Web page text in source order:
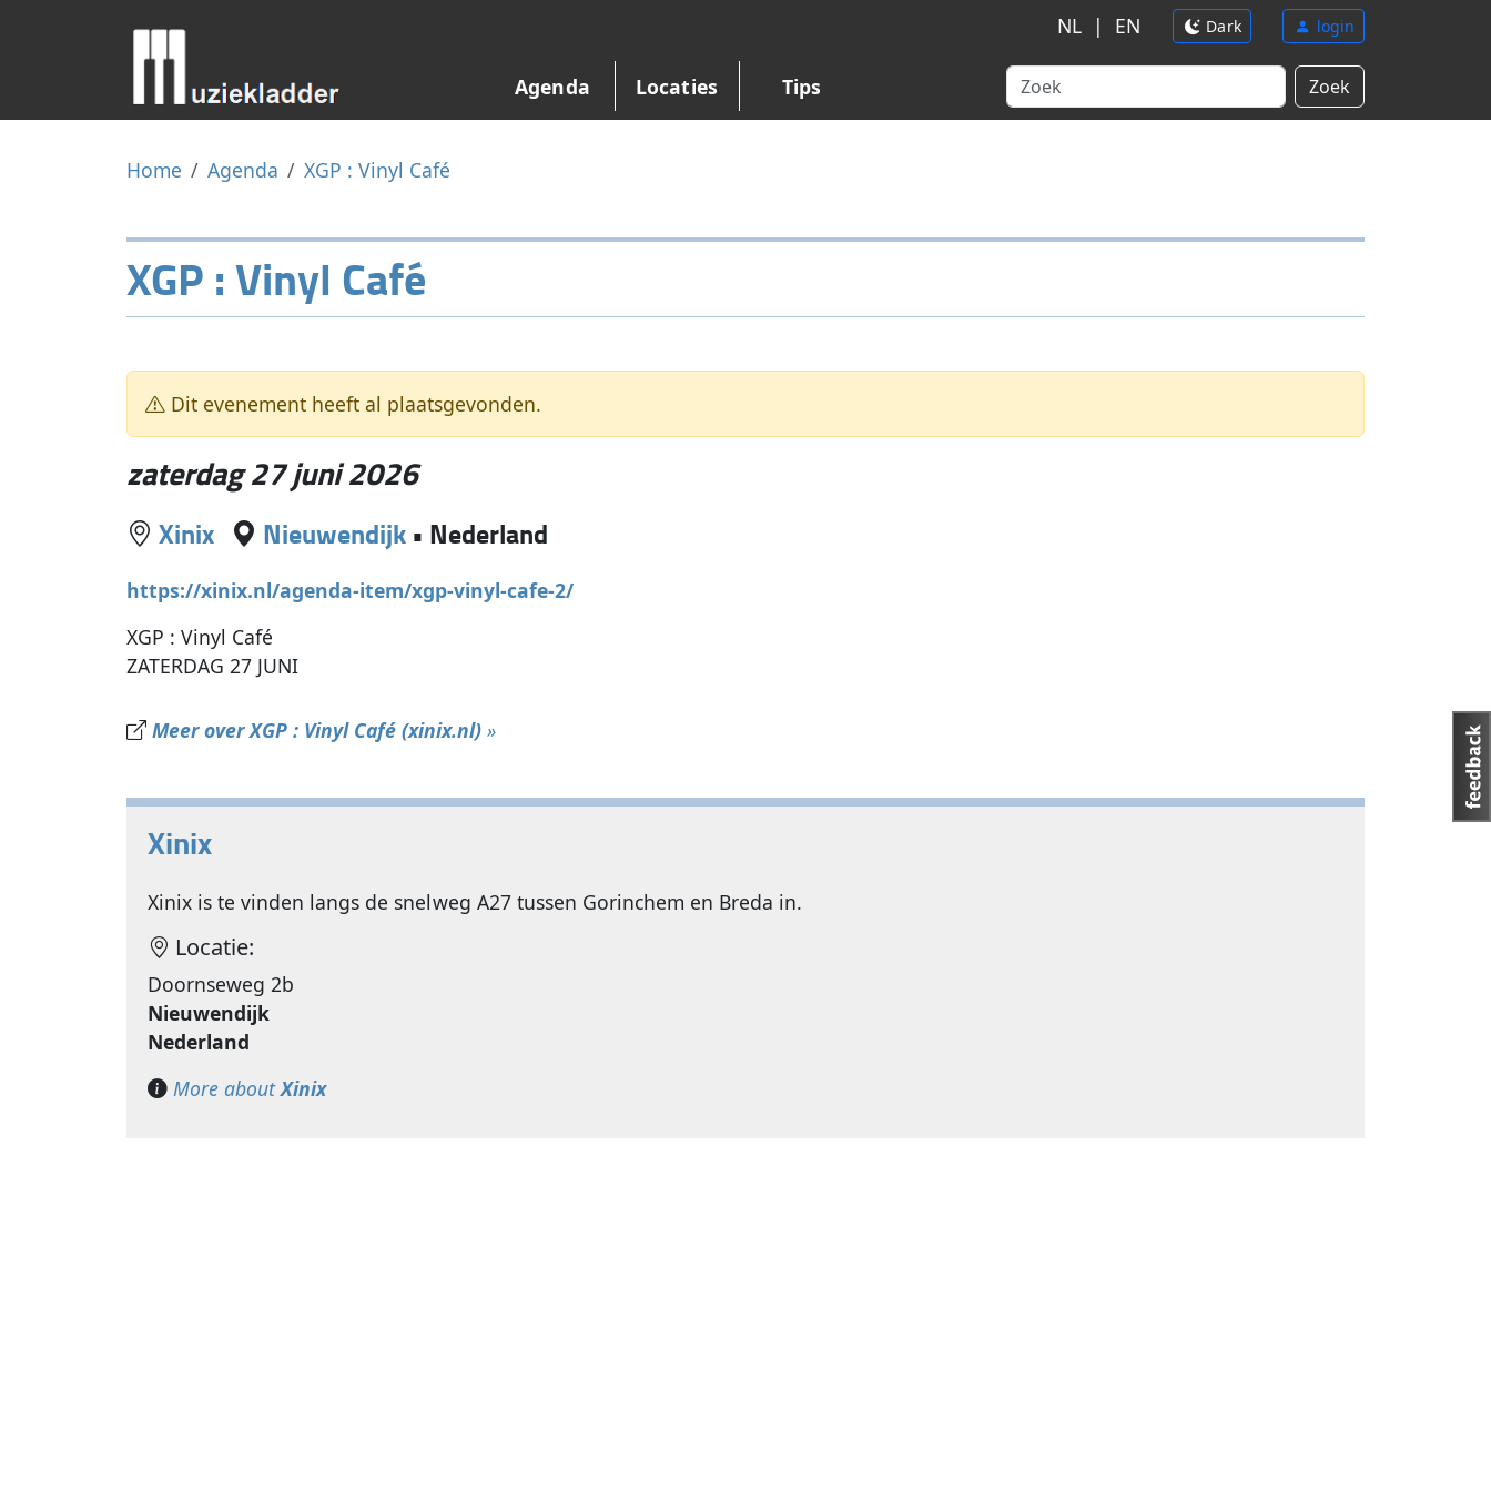
NL | EN Dark login
Agenda Locaties Tips Zoek
Home Agenda XGP : Vinyl Café
XGP : Vinyl Café
Dit evenement heeft al plaatsgevonden.
zaterdag 27 juni 2026
Xinix Nieuwendijk • Nederland
https://xinix.nl/agenda-item/xgp-vinyl-cafe-2/
XGP : Vinyl Café
ZATERDAG 27 JUNI
Meer over XGP : Vinyl Café (xinix.nl) »
Xinix
Xinix is te vinden langs de snelweg A27 tussen Gorinchem en Breda in.
Locatie:
Doornseweg 2b
Nieuwendijk
Nederland
More aboutXinix